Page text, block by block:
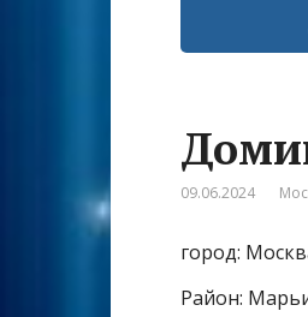
09.06.2024
город:
Район: